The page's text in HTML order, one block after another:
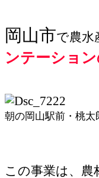
有
岡山市で農水
ンテーション
朝の岡山駅前・桃
この事業は、農